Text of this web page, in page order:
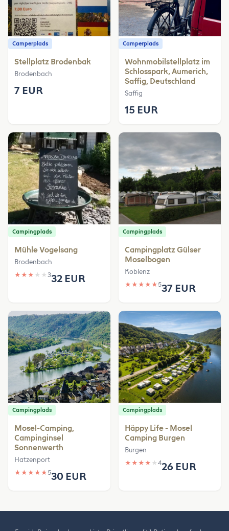
Camperplads
Stellplatz Brodenbak
Brodenbach
7 EUR
Camperplads
Wohnmobilstellplatz im
Schlosspark, Aumerich,
Saffig, Deutschland
Saffig
15 EUR
Campingplads
Mühle Vogelsang
Brodenbach
★ ★ ★ ★ ★ 332 EUR
Campingplads
Campingplatz Gülser
Moselbogen
Koblenz
★ ★ ★ ★ ★537 EUR
Campingplads
Mosel-Camping,
Campinginsel
Sonnenwerth
Hatzenport
★ ★ ★ ★ ★530 EUR
Campingplads
Häppy Life - Mosel
Camping Burgen
Burgen
★ ★ ★ ★ ★ 426 EUR